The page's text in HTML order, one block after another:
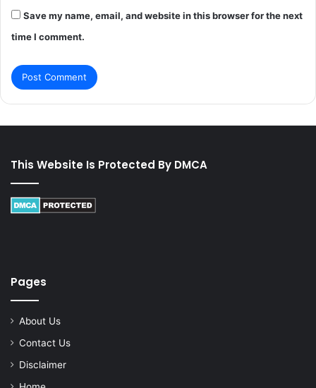
Save my name, email, and website in this browser for the next
time I comment.
This Website Is Protected By DMCA
Pages
About Us
Contact Us
Disclaimer